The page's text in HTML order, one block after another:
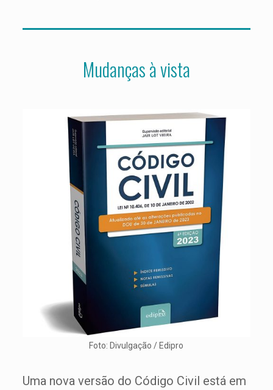
Mudanças à vista
Foto: Divulgação / Edipro
Uma nova versão do Código Civil está em